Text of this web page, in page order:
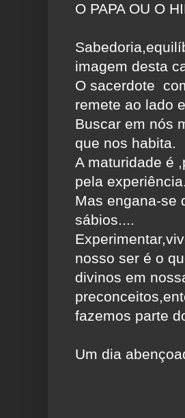
O PAPA OU O
imagem desta
O sacerdote
remete ao lado
Buscar em nós
que nos habita.
A maturidade é
pela experiência.
Mas engana-se
sábios....
nosso ser é o
divinos em
fazemos parte
Um dia